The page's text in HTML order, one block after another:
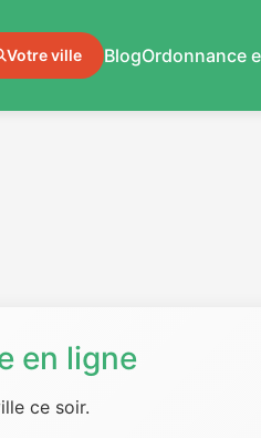
Votre ville BlogOrdonnance
en ligne
ce soir.